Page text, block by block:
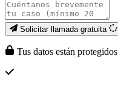
Solicitar llamada gratuita
Tus datos están protegidos